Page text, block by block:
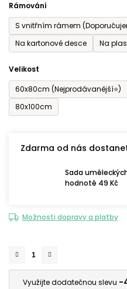
Rámování
S vnitřním rámem
Na kartonové desce
Na
Velikost
60x80cm (Nejprodávanější⭐)
80x100cm
Zdarma od nás
Sada
hodnotě 49 Kč
Možnosti dopravy a platby
Využijte dodatečnou slevu -
5
hvězdiček.